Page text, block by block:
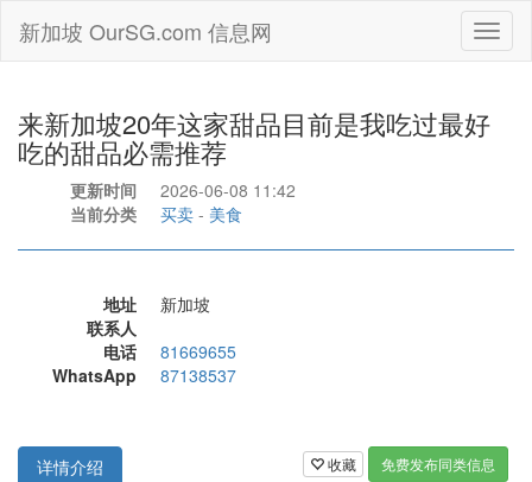
新加坡 OurSG.com 信息网
来新加坡20年这家甜品目前是我吃过最好
吃的甜品必需推荐
更新时间
2026-06-08 11:42
当前分类
买卖 - 美食
地址
新加坡
联系人
电话
81669655
WhatsApp
87138537
收藏 免费发布同类信息
详情介绍